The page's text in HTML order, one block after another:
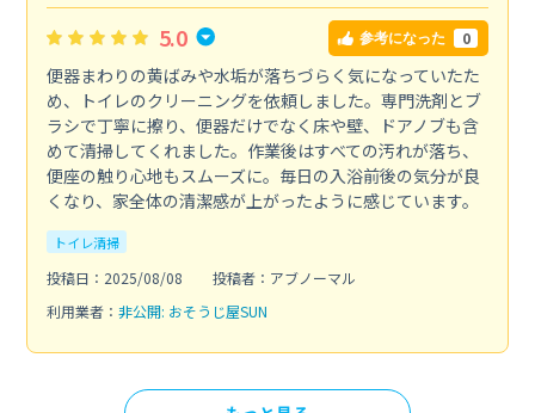
5.0 参考になった 0
便器まわりの黄ばみや水垢が落ちづらく気になっていたた
め、トイレのクリーニングを依頼しました。専門洗剤とブ
ラシで丁寧に擦り、便器だけでなく床や壁、ドアノブも含
めて清掃してくれました。作業後はすべての汚れが落ち、
便座の触り心地もスムーズに。毎日の入浴前後の気分が良
くなり、家全体の清潔感が上がったように感じています。
トイレ清掃
投稿日：2025/08/08
投稿者：アブノーマル
利用業者： 非公開: おそうじ屋SUN